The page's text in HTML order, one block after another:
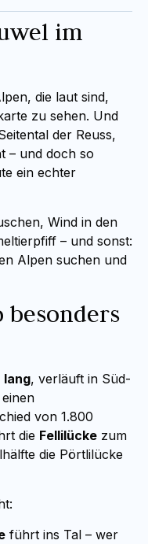
im
die laut sind,
zu sehen. Und
der Reuss,
– und doch so
ein echter
Wind in den
– und sonst:
Alpen suchen und
besonders
lang, verläuft in Süd-
von 1.800
die Fellilücke zum
die Pörtlilücke
führt ins Tal – wer